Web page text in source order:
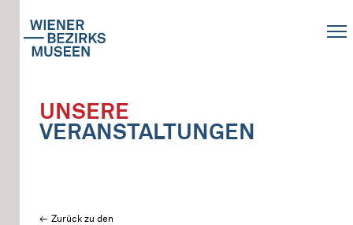
UNSERE
VERANSTALTUNGEN
Zurück zu den